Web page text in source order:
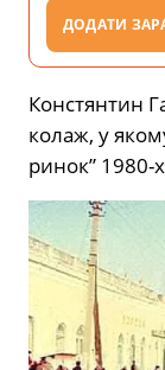
ДОДАТИ
Констянтин
колаж, у
ринок” 1980-